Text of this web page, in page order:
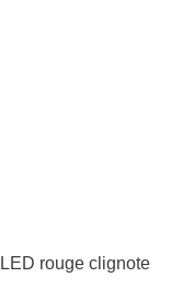
rouge clignote